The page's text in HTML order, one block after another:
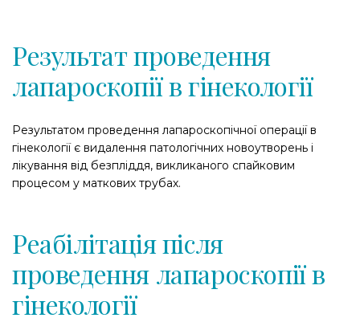
Результат проведення
лапароскопії в гінекології
Результатом проведення лапароскопічної операції в
гінекології є видалення патологічних новоутворень і
лікування від безпліддя, викликаного спайковим
процесом у маткових трубах.
Реабілітація після
проведення лапароскопії в
гінекології